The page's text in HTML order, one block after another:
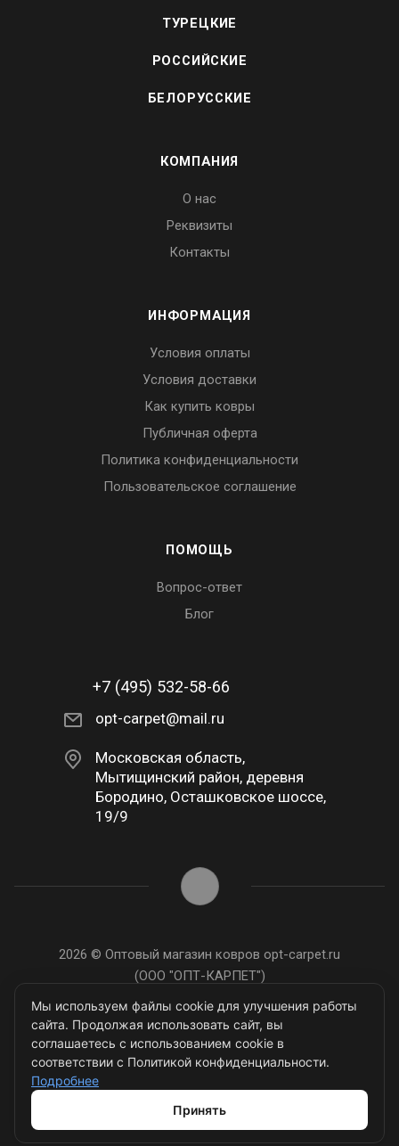
ТУРЕЦКИЕ
РОССИЙСКИЕ
БЕЛОРУССКИЕ
КОМПАНИЯ
О нас
Реквизиты
Контакты
ИНФОРМАЦИЯ
Условия оплаты
Условия доставки
Как купить ковры
Публичная оферта
Политика конфиденциальности
Пользовательское соглашение
ПОМОЩЬ
Вопрос-ответ
Блог
+7 (495) 532-58-66
opt-carpet@mail.ru
Московская область,
Мытищинский район, деревня
Бородино, Осташковское шоссе,
19/9
2026 © Оптовый магазин ковров opt-carpet.ru
(ООО "ОПТ-КАРПЕТ")
ИНН: 7743907105
Мы используем файлы cookie для улучшения работы
сайта. Продолжая использовать сайт, вы
соглашаетесь с использованием cookie в
соответствии с Политикой конфиденциальности.
Подробнее
Принять